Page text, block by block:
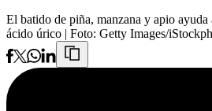
El batido de piña, manzana y apio
ácido úrico | Foto: Getty Images/